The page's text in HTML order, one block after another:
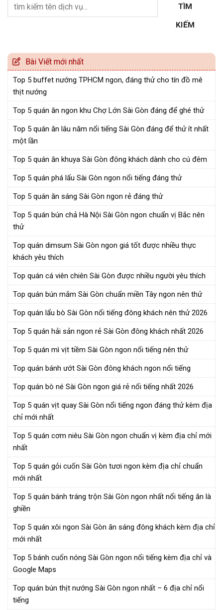
TÌM
KIẾM
Bài Viết mới nhất
Top 5 buffet nướng TPHCM ngon, đáng thử cho tín đồ mê
thịt nướng
Top 5 quán ăn ngon khu Chợ Lớn Sài Gòn đáng để ghé thử
Top 5 quán ăn lâu năm nổi tiếng Sài Gòn đáng để thử ít nhất
một lần
Top 5 quán ăn khuya Sài Gòn đông khách dành cho cú đêm
Top 5 quán phá lấu Sài Gòn ngon nổi tiếng đáng thử
Top 5 quán ăn sáng Sài Gòn ngon rẻ đáng thử
Top 5 quán bún chả Hà Nội Sài Gòn ngon chuẩn vị Bắc nên
thử
Top quán dimsum Sài Gòn ngon giá tốt được nhiều thực
khách yêu thích
Top quán cá viên chiên Sài Gòn được nhiều người yêu thích
Top quán bún mắm Sài Gòn chuẩn miền Tây ngon nên thử
Top quán lẩu bò Sài Gòn nổi tiếng đông khách nên thử 2026
Top 5 quán hải sản ngon rẻ Sài Gòn đông khách nhất 2026
Top 5 quán mì vịt tiềm Sài Gòn ngon nổi tiếng nên thử
Top quán bánh ướt Sài Gòn đông khách ngon nổi tiếng
Top quán bò né Sài Gòn ngon giá rẻ nổi tiếng nhất 2026
Top 5 quán vịt quay Sài Gòn nổi tiếng ngon đáng thử kèm địa
chỉ mới nhất
Top 5 quán cơm niêu Sài Gòn ngon chuẩn vị kèm địa chỉ mới
nhất
Top 5 quán gỏi cuốn Sài Gòn tươi ngon kèm địa chỉ chuẩn
mới nhất
Top 5 quán bánh tráng trộn Sài Gòn ngon nhất nổi tiếng ăn là
ghiền
Top 5 quán xôi ngon Sài Gòn ăn sáng đông khách kèm địa chỉ
mới nhất
Top 5 bánh cuốn nóng Sài Gòn ngon nổi tiếng kèm địa chỉ và
Google Maps
Top quán bún thịt nướng Sài Gòn ngon nhất – 6 địa chỉ nổi
tiếng